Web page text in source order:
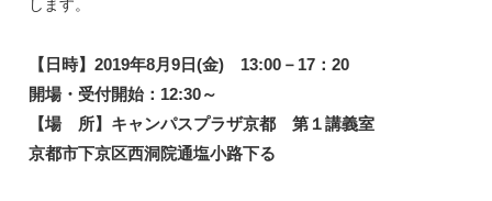
します。
【日時】2019年8月9日(金) 13:00－17：20
開場・受付開始：12:30～
【場 所】キャンパスプラザ京都 第１講義室
京都市下京区西洞院通塩小路下る